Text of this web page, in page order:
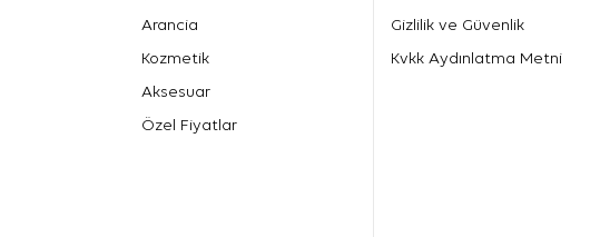
Arancia
Kozmetik
Aksesuar
Özel Fiyatlar
Gizlilik ve Güvenlik
Kvkk Aydınlatma Metni